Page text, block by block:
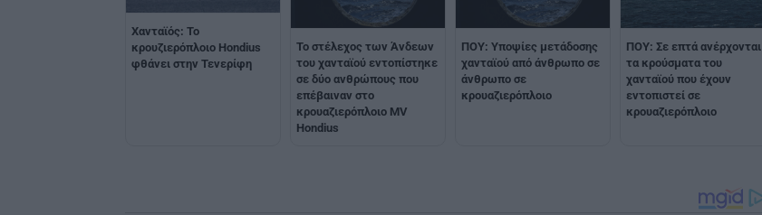
Χανταϊός: Το
κρουζιερόπλοιο Hondius
φθάνει στην Τενερίφη
Το στέλεχος των Άνδεων
του χανταϊού εντοπίστηκε
σε δύο ανθρώπους που
επέβαιναν στο
κρουαζιερόπλοιο MV
Hondius
ΠΟΥ: Υποψίες μετάδοσης
χανταϊού από άνθρωπο σε
άνθρωπο σε
κρουαζιερόπλοιο
ΠΟΥ: Σε επτά ανέρχονται
τα κρούσματα του
χανταϊού που έχουν
εντοπιστεί σε
κρουαζιερόπλοιο